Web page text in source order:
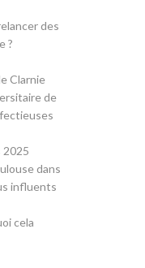
des
?
Clarnie
de
2025
dans
influents
cela